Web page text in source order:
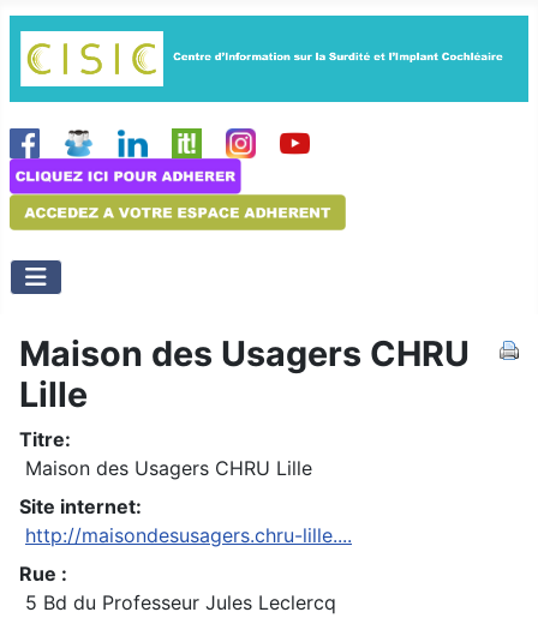
Maison des Usagers CHRU
Lille
Titre:
Maison des Usagers CHRU Lille
Site internet:
http://maisondesusagers.chru-lille....
Rue :
5 Bd du Professeur Jules Leclercq